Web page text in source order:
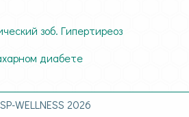
зоб. Гипертиреоз
диабете
WELLNESS 2026